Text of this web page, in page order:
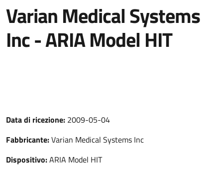
Varian Medical Systems
Inc - ARIA Model HIT
Data di ricezione: 2009-05-04
Fabbricante:Varian Medical Systems Inc
Dispositivo:ARIA Model HIT